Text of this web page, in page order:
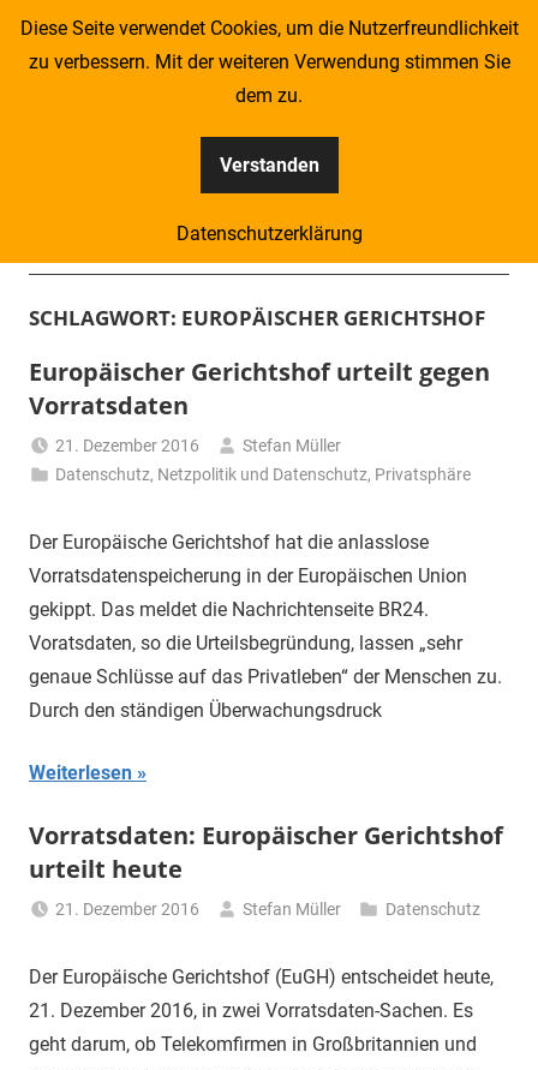
Zum
Kompass
–
Zeitung
für
Piraten
SCHLAGWORT: EUROPÄISCHER GERICHTSHOF
Europäischer Gerichtshof urteilt gegen
Vorratsdaten
21. Dezember 2016
Stefan Müller
Datenschutz, Netzpolitik und Datenschutz, Privatsphäre
Der Europäische Gerichtshof hat die anlasslose
Vorratsdatenspeicherung in der Europäischen Union
gekippt. Das meldet die Nachrichtenseite BR24.
Voratsdaten, so die Urteilsbegründung, lassen „sehr
genaue Schlüsse auf das Privatleben“ der Menschen zu.
Durch den ständigen Überwachungsdruck
Weiterlesen
Vorratsdaten: Europäischer Gerichtshof
urteilt heute
21. Dezember 2016 Stefan Müller Datenschutz
Der Europäische Gerichtshof (EuGH) entscheidet heute,
21. Dezember 2016, in zwei Vorratsdaten-Sachen. Es
geht darum, ob Telekomfirmen in Großbritannien und
Diese Seite verwendet Cookies, um die Nutzerfreundlichkeit
zu verbessern. Mit der weiteren Verwendung stimmen Sie
dem zu.
Verstanden
Datenschutzerklärung